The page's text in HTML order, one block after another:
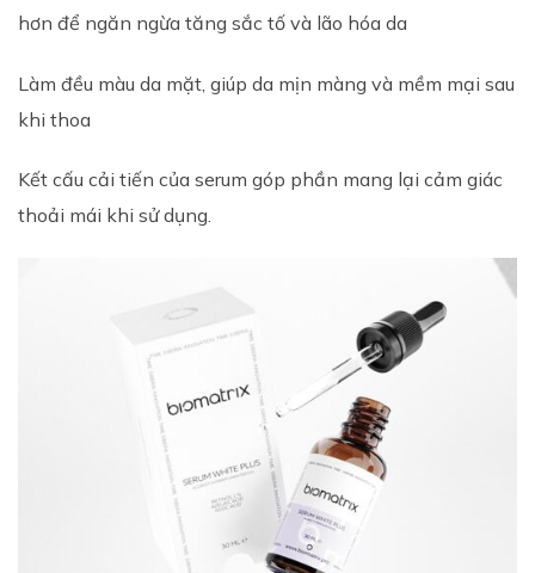
hơn để ngăn ngừa tăng sắc tố và lão hóa da
Làm đều màu da mặt, giúp da mịn màng và mềm mại sau
khi thoa
Kết cấu cải tiến của serum góp phần mang lại cảm giác
thoải mái khi sử dụng.